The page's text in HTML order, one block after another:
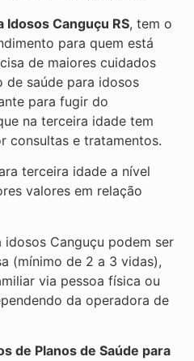
Idosos Canguçu RS, tem o
para quem está
de maiores cuidados
de saúde para idosos
para fugir do
na terceira idade tem
consultas e tratamentos.
terceira idade a nível
valores em relação
idosos Canguçu podem ser
(mínimo de 2 a 3 vidas),
via pessoa física ou
da operadora de
de Planos de Saúde para